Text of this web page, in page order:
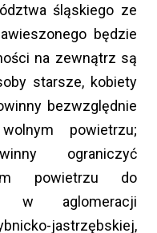
śląskiego ze
będzie
na zewnątrz są
starsze, kobiety
bezwzględnie
powietrzu;
ograniczyć
powietrzu do
w aglomeracji
jastrzębskiej,